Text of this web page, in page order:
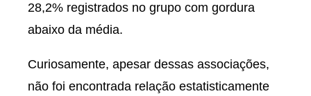
28,2% registrados no grupo com gordura
abaixo da média.
Curiosamente, apesar dessas associações,
não foi encontrada relação estatisticamente